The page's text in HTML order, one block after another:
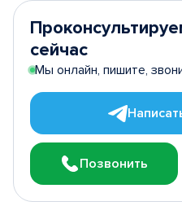
сейчас
Мы онлайн, пишите,
Позвонить